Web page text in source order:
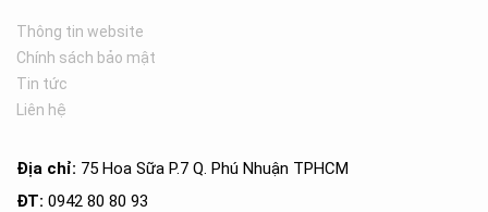
Thông tin website
Chính sách bảo mật
Tin tức
Liên hệ
Địa chỉ: 75 Hoa Sữa P.7 Q. Phú Nhuận TPHCM
ĐT: 0942 80 80 93